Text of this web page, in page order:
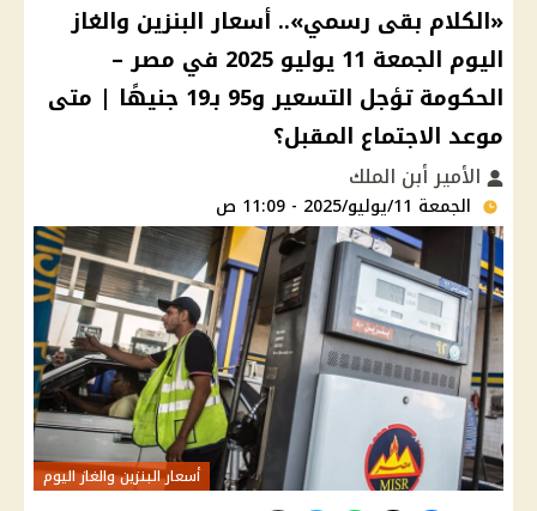
«الكلام بقى رسمي».. أسعار البنزين والغاز
اليوم الجمعة 11 يوليو 2025 في مصر –
الحكومة تؤجل التسعير و95 بـ19 جنيهًا | متى
موعد الاجتماع المقبل؟
الأمير أبن الملك
الجمعة 11/يوليو/2025 - 11:09 ص
أسعار البنزين والغاز اليوم